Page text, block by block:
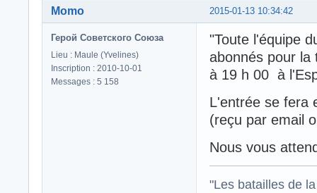
2015-01-13 10:34:42
Momo
Герой Советского Союза
Lieu : Maule (Yvelines)
Inscription : 2010-10-01
Messages : 5 158
"Toute l'équipe
abonnés pour la
à 19 h 00 à
L'entrée se fera
(reçu par email
Nous vous
"Les batailles de